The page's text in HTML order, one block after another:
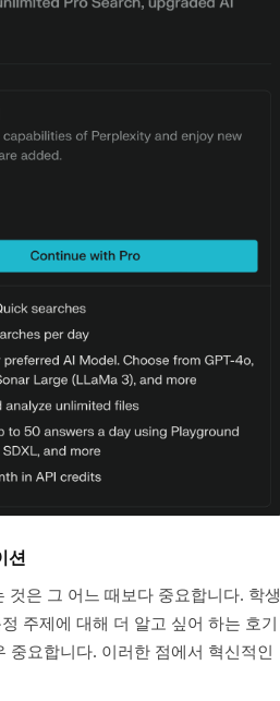
션
은 그 어느 때보다 중요합니다. 학생
주제에 대해 더 알고 싶어 하는 호기
중요합니다. 이러한 점에서 혁신적인